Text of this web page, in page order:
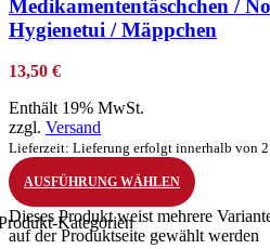
Medikamententäschchen /
Hygienetui / Mäppchen
13,50 €
Enthält 19% MwSt.
zzgl. Versand
Lieferzeit: Lieferung erfolgt innerhalb von 2
AUSFÜHRUNG WÄHLEN
Dieses Produkt weist mehrere
auf der Produktseite gewählt werden
Kategorien